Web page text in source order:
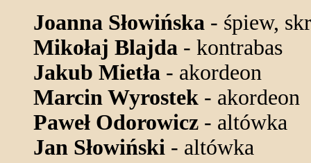
Joanna Słowińska - śpiew,
Mikołaj Blajda - kontrabas
Jakub Mietła - akordeon
Marcin Wyrostek - akordeon
Paweł Odorowicz - altówka
Jan Słowiński - altówka